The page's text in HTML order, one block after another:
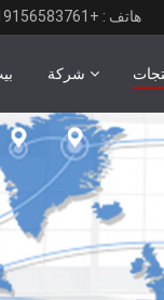
هاتف : +8619156583761
شركة